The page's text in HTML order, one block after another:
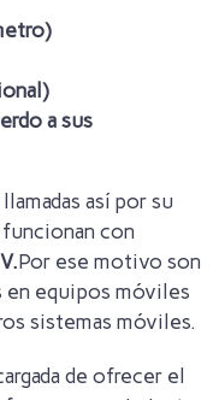
a sus
así por su
con
Por ese motivo son
en equipos móviles
sistemas móviles.
de ofrecer el